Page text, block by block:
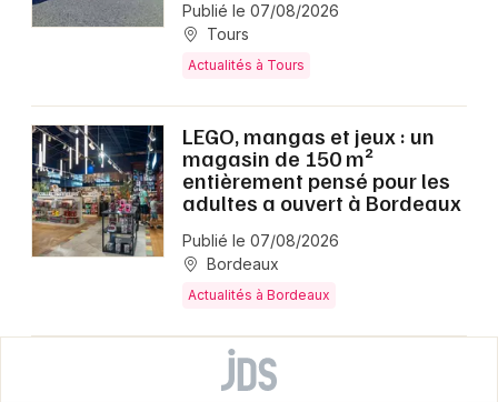
Publié le 07/08/2026
Tours
Actualités à Tours
LEGO, mangas et jeux : un
magasin de 150 m²
entièrement pensé pour les
adultes a ouvert à Bordeaux
Publié le 07/08/2026
Bordeaux
Actualités à Bordeaux